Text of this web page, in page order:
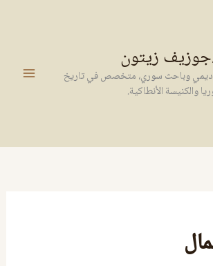
زيتون
وباحث سوري، متخصص في تاريخ
والكنيسة الأنطاكية.